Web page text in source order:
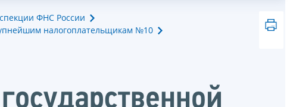
ФНС России
налогоплательщикам №10